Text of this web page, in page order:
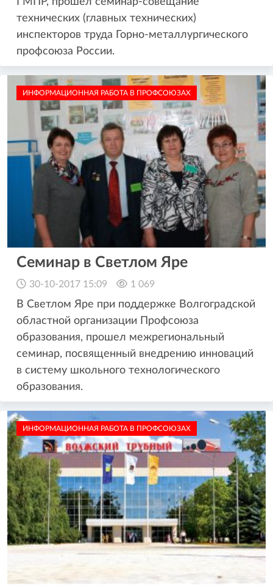
технических (главных технических)
инспекторов труда Горно-металлургического
профсоюза России.
ИНФОРМАЦИОННАЯ РАБОТА В ПРОФСОЮЗАХ
Семинар в Светлом Яре
30-10-2017 15:09 1 069
В Светлом Яре при поддержке Волгоградской
областной организации Профсоюза
образования, прошел межрегиональный
семинар, посвященный внедрению инноваций
в систему школьного технологического
образования.
ИНФОРМАЦИОННАЯ РАБОТА В ПРОФСОЮЗАХ